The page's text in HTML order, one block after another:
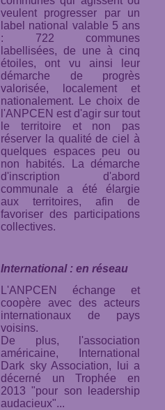
veulent progresser par un
label national valable 5 ans
: 722 communes
labellisées, de une à cinq
étoiles, ont vu ainsi leur
démarche de progrès
valorisée, localement et
nationalement. Le choix de
l'ANPCEN est d'agir sur tout
le territoire et non pas
réserver la qualité de ciel à
quelques espaces peu ou
non habités. La démarche
d'inscription d'abord
communale a été élargie
aux territoires, afin de
favoriser des participations
collectives.
International : en réseau
L'ANPCEN échange et
coopère avec des acteurs
internationaux de pays
voisins.
De plus, l'association
américaine,
International
Dark sky Association,
lui a
décerné un Trophée en
2013 "pour son leadership
audacieux"...